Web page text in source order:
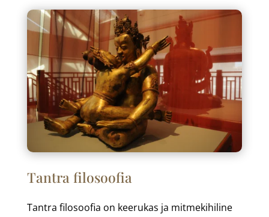
Tantra filosoofia
Tantra filosoofia on keerukas ja mitmekihiline